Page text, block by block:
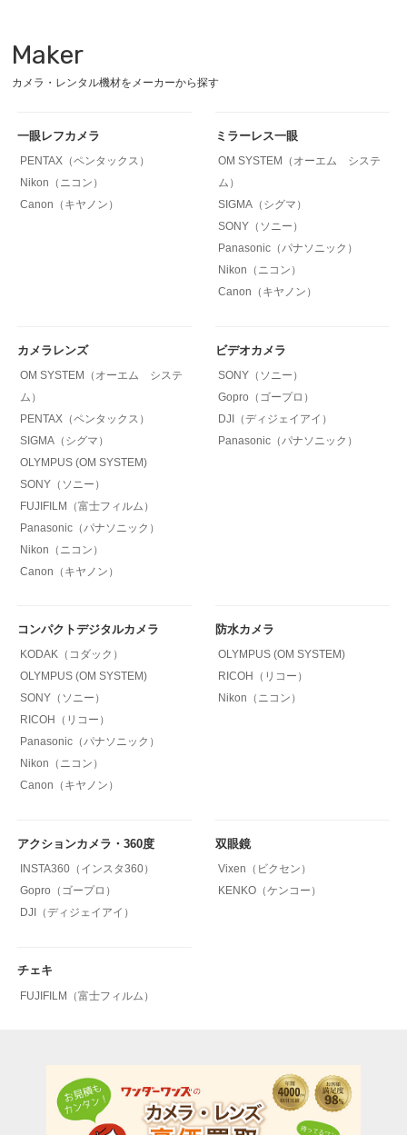
Maker
カメラ・レンタル機材をメーカーから探す
一眼レフカメラ
PENTAX（ペンタックス）
Nikon（ニコン）
Canon（キヤノン）
ミラーレス一眼
OM SYSTEM（オーエム システ
ム）
SIGMA（シグマ）
SONY（ソニー）
Panasonic（パナソニック）
Nikon（ニコン）
Canon（キヤノン）
カメラレンズ
OM SYSTEM（オーエム システ
ム）
PENTAX（ペンタックス）
SIGMA（シグマ）
OLYMPUS (OM SYSTEM)
SONY（ソニー）
FUJIFILM（富士フィルム）
Panasonic（パナソニック）
Nikon（ニコン）
Canon（キヤノン）
ビデオカメラ
SONY（ソニー）
Gopro（ゴープロ）
DJI（ディジェイアイ）
Panasonic（パナソニック）
コンパクトデジタルカメラ
KODAK（コダック）
OLYMPUS (OM SYSTEM)
SONY（ソニー）
RICOH（リコー）
Panasonic（パナソニック）
Nikon（ニコン）
Canon（キヤノン）
防水カメラ
OLYMPUS (OM SYSTEM)
RICOH（リコー）
Nikon（ニコン）
アクションカメラ・360度
INSTA360（インスタ360）
Gopro（ゴープロ）
DJI（ディジェイアイ）
双眼鏡
Vixen（ビクセン）
KENKO（ケンコー）
チェキ
FUJIFILM（富士フィルム）